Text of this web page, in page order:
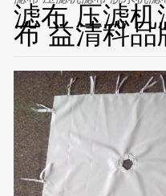
滤布 压滤机
布 益清科品